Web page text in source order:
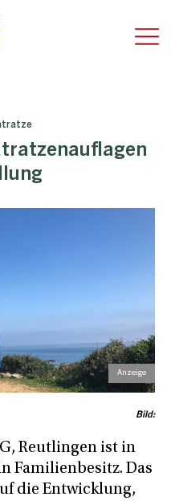
Bild:
Reutlingen ist in
Familienbesitz. Das
die Entwicklung,